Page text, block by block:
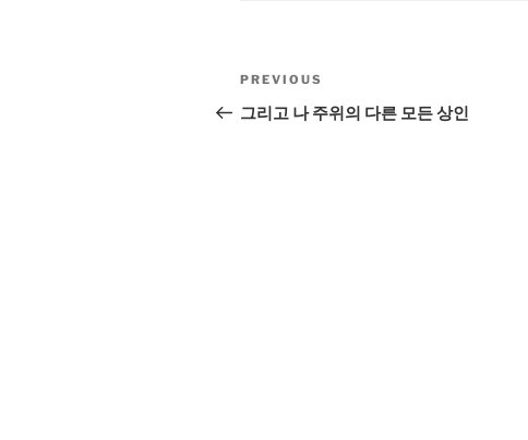
Post
navigation
Previous
Post
PREVIOUS
그리고 나 주위의 다른 모든 상인